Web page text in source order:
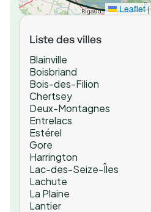
Leaflet|
Liste des villes
Blainville
Boisbriand
Bois-des-Filion
Chertsey
Deux-Montagnes
Entrelacs
Estérel
Gore
Harrington
Lac-des-Seize-Îles
Lachute
La Plaine
Lantier